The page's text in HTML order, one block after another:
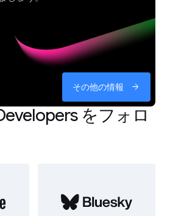
その他の情報 arrow_forward
をフォロ